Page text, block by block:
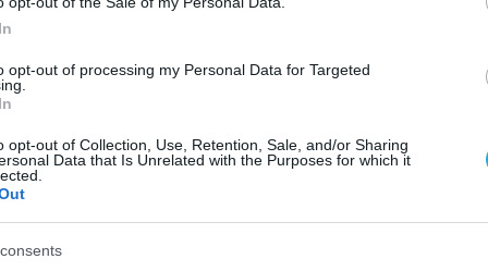
opt-out of processing my Personal Data for Targeted
opt-out of Collection, Use, Retention, Sale, and/or Sharing
Data that Is Unrelated with the Purposes for which it
άμυνας μεγάλου βεληνεκούς,
κατασκευής.
συμπληρωματικά προς το Patriot, η
είχε αποφασιστεί το 2021 και για το
παράδοσης είχε εκτιμηθεί τον
σε τέσσερα έως πέντε χρόνια.
το σύστημα Patriot, παρά τις